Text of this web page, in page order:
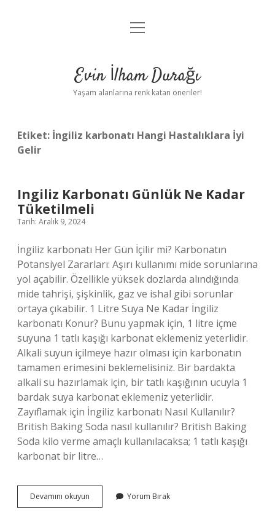
Anasayfa
Yasal Uyarı
menüyü
Evin İlham Durağı
Yaşam alanlarına renk katan öneriler!
Etiket: İngiliz karbonatı Hangi Hastalıklara İyi
Gelir
Ingiliz Karbonatı Günlük Ne Kadar
Tüketilmeli
Tarih: Aralık 9, 2024
İngiliz karbonatı Her Gün İçilir mi? Karbonatın
Potansiyel Zararları: Aşırı kullanımı mide sorunlarına
yol açabilir. Özellikle yüksek dozlarda alındığında
mide tahrişi, şişkinlik, gaz ve ishal gibi sorunlar
ortaya çıkabilir. 1 Litre Suya Ne Kadar İngiliz
karbonatı Konur? Bunu yapmak için, 1 litre içme
suyuna 1 tatlı kaşığı karbonat eklemeniz yeterlidir.
Alkali suyun içilmeye hazır olması için karbonatın
tamamen erimesini beklemelisiniz. Bir bardakta
alkali su hazırlamak için, bir tatlı kaşığının ucuyla 1
bardak suya karbonat eklemeniz yeterlidir.
Zayıflamak için İngiliz karbonatı Nasıl Kullanılır?
British Baking Soda nasıl kullanılır? British Baking
Soda kilo verme amaçlı kullanılacaksa; 1 tatlı kaşığı
karbonat bir litre…
Devamını okuyun
Karbonatı
Yorum Bırak